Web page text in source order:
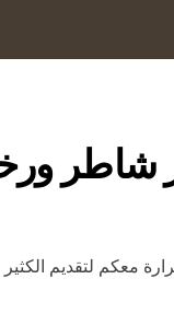
معكم لتقديم